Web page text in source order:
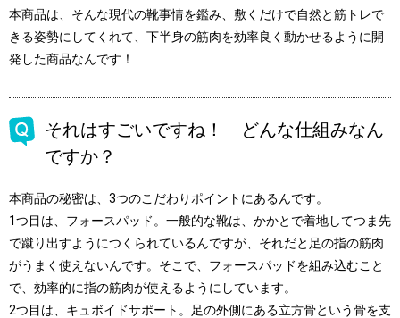
本商品は、そんな現代の靴事情を鑑み、敷くだけで自然と筋トレで
きる姿勢にしてくれて、下半身の筋肉を効率良く動かせるように開
発した商品なんです！
それはすごいですね！ どんな仕組みなん
ですか？
本商品の秘密は、3つのこだわりポイントにあるんです。
1つ目は、フォースパッド。一般的な靴は、かかとで着地してつま先
で蹴り出すようにつくられているんですが、それだと足の指の筋肉
がうまく使えないんです。そこで、フォースパッドを組み込むこと
で、効率的に指の筋肉が使えるようにしています。
2つ目は、キュボイドサポート。足の外側にある立方骨という骨を支